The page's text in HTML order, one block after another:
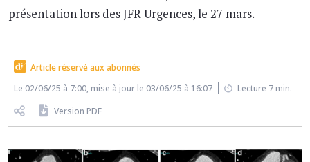
présentation lors des JFR Urgences, le 27 mars.
Article réservé aux abonnés
Le 02/06/25 à 7:00, mise à jour le 03/06/25 à 16:07
Lecture 7 min.
Version PDF